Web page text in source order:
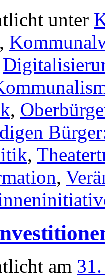
unter
,
,
,
,
am